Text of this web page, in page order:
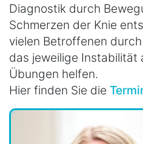
Diagnostik durch
Schmerzen der Knie
vielen Betroffenen
das jeweilige Instabilität
Übungen helfen.
Hier finden Sie die